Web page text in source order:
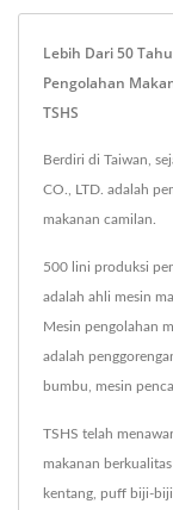
Lebih Dari 50
Pengolahan
TSHS
Berdiri di Taiwan,
CO., LTD. adalah
makanan camilan.
500 lini produksi
adalah ahli mesin
Mesin pengolahan
adalah
bumbu, mesin
TSHS telah
makanan
kentang, puff biji-